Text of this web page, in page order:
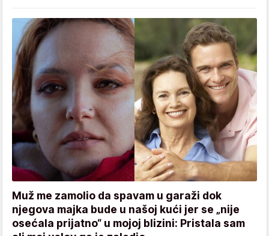
Muž me zamolio da spavam u garaži dok
njegova majka bude u našoj kući jer se „nije
osećala prijatno“ u mojoj blizini: Pristala sam